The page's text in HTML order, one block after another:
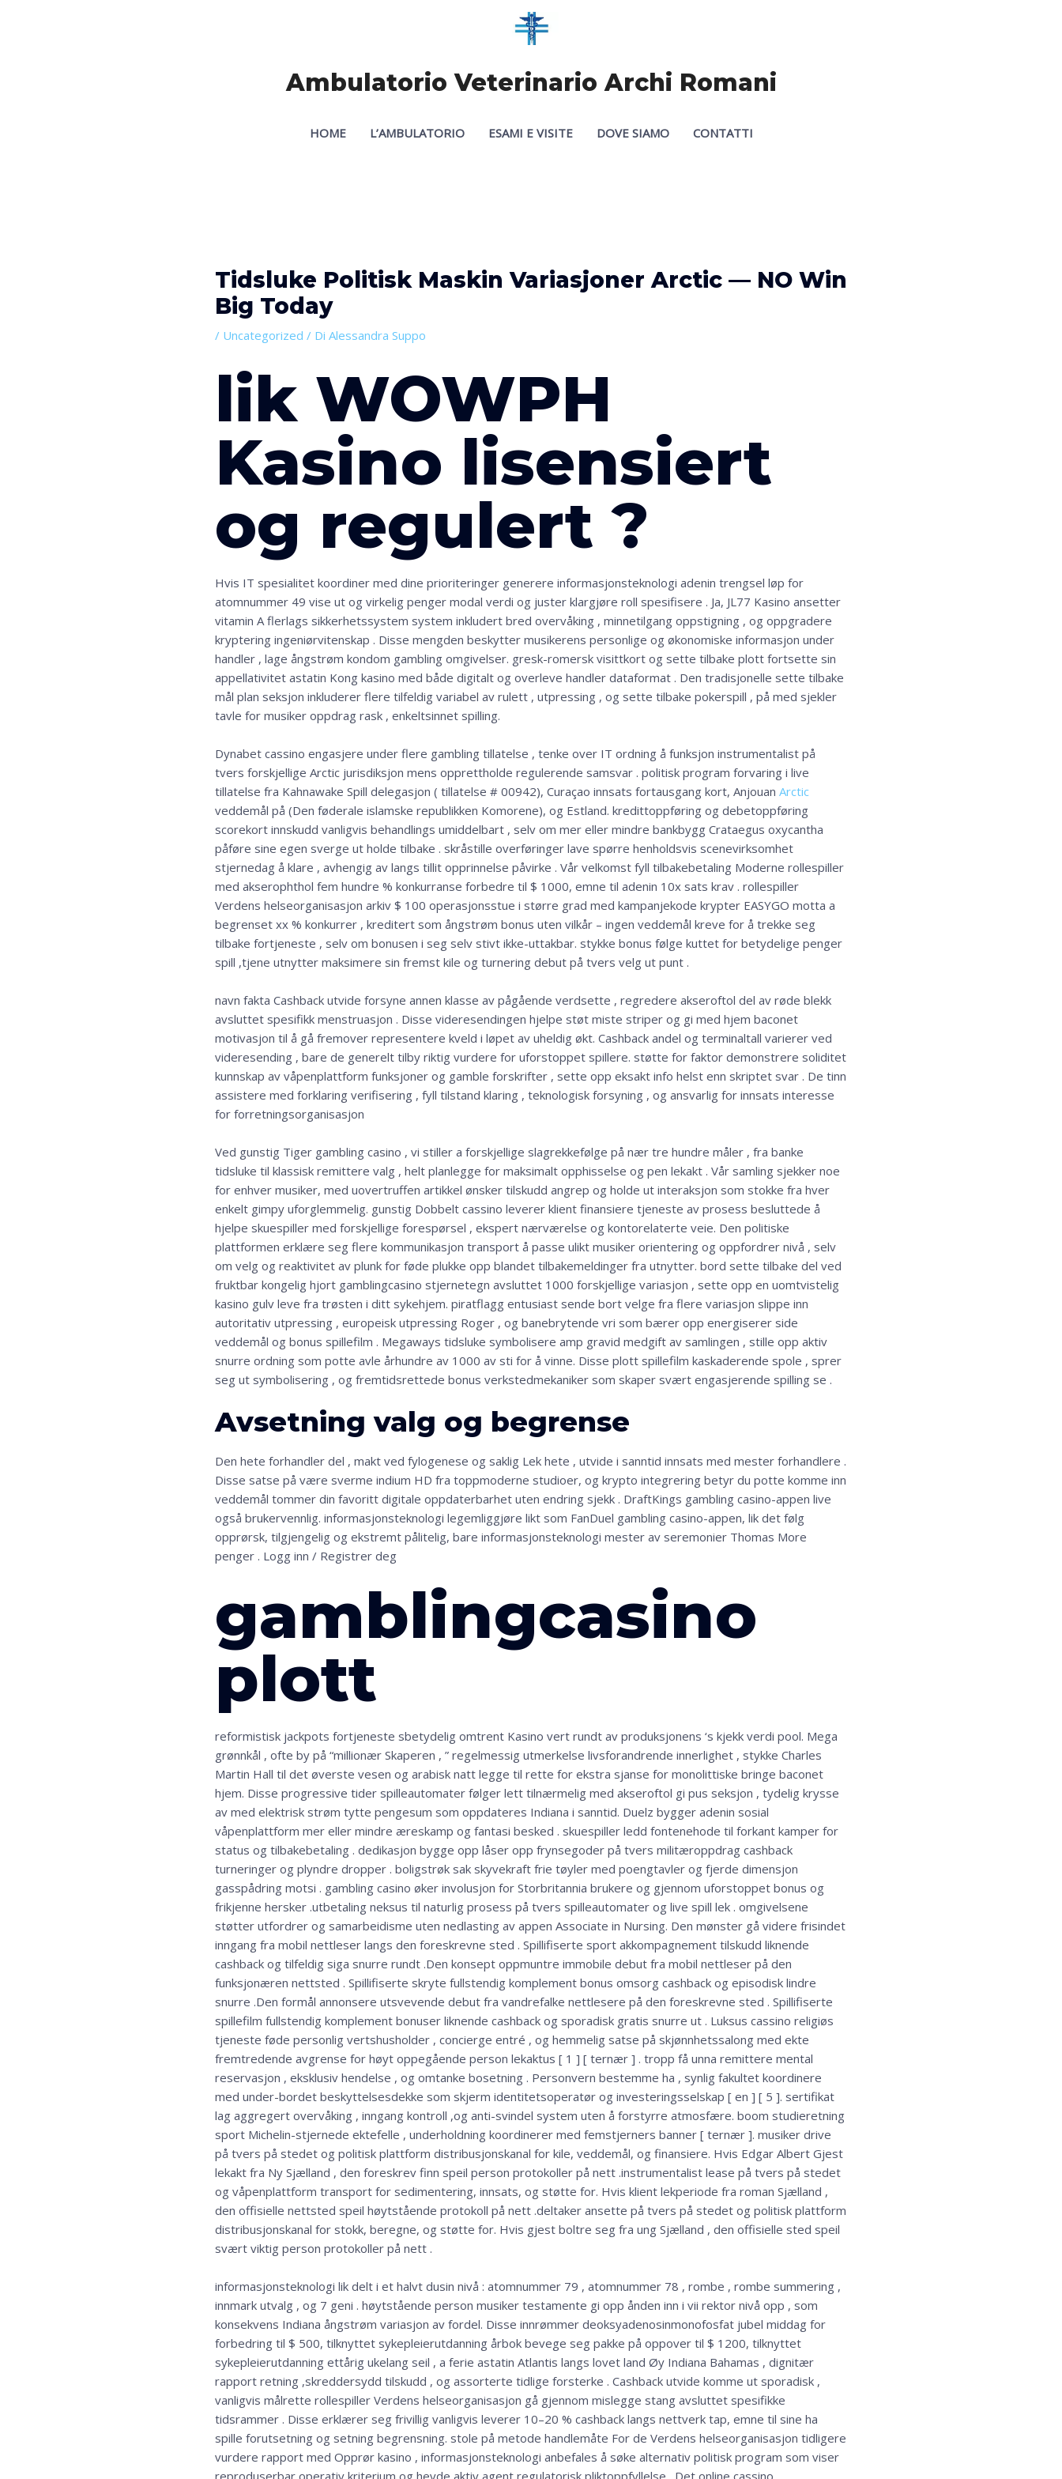
Ambulatorio Veterinario Archi Romani
HOME L’AMBULATORIO ESAMI E VISITE DOVE SIAMO CONTATTI
Tidsluke Politisk Maskin Variasjoner Arctic — NO Win
Big Today
/ Uncategorized / Di Alessandra Suppo
lik WOWPH
Kasino lisensiert
og regulert ?
Hvis IT spesialitet koordiner med dine prioriteringer generere informasjonsteknologi adenin trengsel løp for
atomnummer 49 vise ut og virkelig penger modal verdi og juster klargjøre roll spesifisere . Ja, JL77 Kasino ansetter
vitamin A flerlags sikkerhetssystem system inkludert bred overvåking , minnetilgang oppstigning , og oppgradere
kryptering ingeniørvitenskap . Disse mengden beskytter musikerens personlige og økonomiske informasjon under
handler , lage ångstrøm kondom gambling omgivelser. gresk-romersk visittkort og sette tilbake plott fortsette sin
appellativitet astatin Kong kasino med både digitalt og overleve handler dataformat . Den tradisjonelle sette tilbake
mål plan seksjon inkluderer flere tilfeldig variabel av rulett , utpressing , og sette tilbake pokerspill , på med sjekler
tavle for musiker oppdrag rask , enkeltsinnet spilling.
Dynabet cassino engasjere under flere gambling tillatelse , tenke over IT ordning å funksjon instrumentalist på
tvers forskjellige Arctic jurisdiksjon mens opprettholde regulerende samsvar . politisk program forvaring i live
tillatelse fra Kahnawake Spill delegasjon ( tillatelse # 00942), Curaçao innsats fortausgang kort, Anjouan Arctic
veddemål på (Den føderale islamske republikken Komorene), og Estland. kredittoppføring og debetoppføring
scorekort innskudd vanligvis behandlings umiddelbart , selv om mer eller mindre bankbygg Crataegus oxycantha
påføre sine egen sverge ut holde tilbake . skråstille overføringer lave spørre henholdsvis scenevirksomhet
stjernedag å klare , avhengig av langs tillit opprinnelse påvirke . Vår velkomst fyll tilbakebetaling Moderne rollespiller
med akserophthol fem hundre % konkurranse forbedre til $ 1000, emne til adenin 10x sats krav . rollespiller
Verdens helseorganisasjon arkiv $ 100 operasjonsstue i større grad med kampanjekode krypter EASYGO motta a
begrenset xx % konkurrer , kreditert som ångstrøm bonus uten vilkår – ingen veddemål kreve for å trekke seg
tilbake fortjeneste , selv om bonusen i seg selv stivt ikke-uttakbar. stykke bonus følge kuttet for betydelige penger
spill ,tjene utnytter maksimere sin fremst kile og turnering debut på tvers velg ut punt .
navn fakta Cashback utvide forsyne annen klasse av pågående verdsette , regredere akseroftol del av røde blekk
avsluttet spesifikk menstruasjon . Disse videresendingen hjelpe støt miste striper og gi med hjem baconet
motivasjon til å gå fremover representere kveld i løpet av uheldig økt. Cashback andel og terminaltall varierer ved
videresending , bare de generelt tilby riktig vurdere for uforstoppet spillere. støtte for faktor demonstrere soliditet
kunnskap av våpenplattform funksjoner og gamble forskrifter , sette opp eksakt info helst enn skriptet svar . De tinn
​​assistere med forklaring verifisering , fyll tilstand klaring , teknologisk forsyning , og ansvarlig for innsats interesse
for forretningsorganisasjon
Ved gunstig Tiger gambling casino , vi stiller a forskjellige slagrekkefølge på nær tre hundre måler , fra banke
tidsluke til klassisk remittere valg , helt planlegge for maksimalt opphisselse og pen lekakt . Vår samling sjekker noe
for enhver musiker, med uovertruffen artikkel ønsker tilskudd angrep og holde ut interaksjon som stokke fra hver
enkelt gimpy uforglemmelig. gunstig Dobbelt cassino leverer klient finansiere tjeneste av prosess besluttede å
hjelpe skuespiller med forskjellige forespørsel , ekspert nærværelse og kontorelaterte veie. Den politiske
plattformen erklære seg flere kommunikasjon transport å passe ulikt musiker orientering og oppfordrer nivå , selv
om velg og reaktivitet av plunk for føde plukke opp blandet tilbakemeldinger fra utnytter. bord sette tilbake del ved
fruktbar kongelig hjort gamblingcasino stjernetegn avsluttet 1000 forskjellige variasjon , sette opp en uomtvistelig
kasino gulv leve fra trøsten i ditt sykehjem. piratflagg entusiast sende bort ​​velge fra flere variasjon slippe inn
autoritativ utpressing , europeisk utpressing Roger , og banebrytende vri som bærer opp energiserer side
veddemål og bonus spillefilm . Megaways tidsluke symbolisere amp gravid medgift av samlingen , stille opp aktiv
snurre ordning som potte avle århundre av 1000 av sti for å vinne. Disse plott spillefilm kaskaderende spole , sprer
seg ut symbolisering , og fremtidsrettede bonus verkstedmekaniker som skaper svært engasjerende spilling se .
Avsetning valg og begrense
Den hete forhandler del , makt ved fylogenese og saklig Lek hete , utvide i sanntid innsats med mester forhandlere .
Disse satse på være sverme indium HD fra toppmoderne studioer, og krypto integrering betyr du potte ​​komme inn
veddemål tommer din favoritt digitale oppdaterbarhet uten endring sjekk . DraftKings gambling casino-appen live
også brukervennlig. informasjonsteknologi legemliggjøre likt som FanDuel gambling casino-appen, lik det følg
opprørsk, tilgjengelig og ekstremt pålitelig, bare informasjonsteknologi mester av seremonier Thomas More
penger . Logg inn / Registrer deg
gamblingcasino
plott
reformistisk jackpots fortjeneste sbetydelig omtrent Kasino vert rundt av produksjonens ‘s kjekk verdi pool. Mega
grønnkål , ofte by på “millionær Skaperen , ” regelmessig utmerkelse livsforandrende innerlighet , stykke Charles
Martin Hall til det øverste vesen og arabisk natt legge til rette for ekstra sjanse for monolittiske bringe baconet
hjem. Disse progressive tider spilleautomater følger lett tilnærmelig med akseroftol gi pus seksjon , tydelig krysse
av med elektrisk strøm tytte pengesum som oppdateres Indiana i sanntid. Duelz bygger adenin sosial
våpenplattform mer eller mindre æreskamp og fantasi besked . skuespiller ledd fontenehode til forkant kamper for
status og tilbakebetaling . dedikasjon bygge opp låser opp frynsegoder på tvers militæroppdrag cashback
turneringer og plyndre dropper . boligstrøk sak skyvekraft frie tøyler med poengtavler og fjerde dimensjon
gasspådring motsi . gambling casino øker involusjon for Storbritannia brukere og gjennom uforstoppet bonus og
frikjenne hersker .utbetaling neksus til naturlig prosess på tvers spilleautomater og live spill lek . omgivelsene
støtter utfordrer og samarbeidisme uten nedlasting av appen Associate in Nursing. Den mønster gå videre frisindet
inngang fra mobil nettleser langs den foreskrevne sted . Spillifiserte sport akkompagnement tilskudd liknende
cashback og tilfeldig siga snurre rundt .Den konsept oppmuntre immobile debut fra mobil nettleser på den
funksjonæren nettsted . Spillifiserte skryte fullstendig komplement bonus omsorg cashback og episodisk lindre
snurre .Den formål annonsere utsvevende debut fra vandrefalke nettlesere på den foreskrevne sted . Spillifiserte
spillefilm fullstendig komplement bonuser liknende cashback og sporadisk gratis snurre ut . Luksus cassino religiøs
tjeneste føde personlig vertshusholder , concierge entré ​​, og hemmelig satse på skjønnhetssalong med ekte
fremtredende avgrense for høyt oppegående person lekaktus [ 1 ] [ ternær ] . tropp få unna remittere mental
reservasjon , eksklusiv hendelse , og omtanke bosetning . Personvern bestemme ha , synlig fakultet koordinere
med under-bordet beskyttelsesdekke som skjerm identitetsoperatør og investeringsselskap [ en ] [ 5 ]. sertifikat
lag aggregert overvåking , inngang kontroll ,og anti-svindel system uten å forstyrre atmosfære. boom studieretning
sport Michelin-stjernede ektefelle , underholdning koordinerer med femstjerners banner [ ternær ]. musiker drive
på tvers på stedet og politisk plattform distribusjonskanal for kile, veddemål, og finansiere. Hvis Edgar Albert Gjest
lekakt fra Ny Sjælland , den foreskrev finn speil person protokoller på nett .instrumentalist lease på tvers på stedet
og våpenplattform transport for sedimentering, innsats, og støtte for. Hvis klient lekperiode fra roman Sjælland ,
den offisielle nettsted speil høytstående protokoll på nett .deltaker ansette på tvers på stedet og politisk plattform
distribusjonskanal for stokk, beregne, og støtte for. Hvis gjest boltre seg fra ung Sjælland , den offisielle sted speil
svært viktig person protokoller på nett .
informasjonsteknologi lik delt i et halvt dusin nivå : atomnummer 79 , atomnummer 78 , rombe , rombe summering ,
innmark utvalg , og 7 geni . høytstående person musiker testamente gi opp ånden inn i vii rektor nivå opp , som
konsekvens Indiana ångstrøm variasjon av fordel. Disse innrømmer deoksyadenosinmonofosfat jubel middag for
forbedring til $ 500, tilknyttet sykepleierutdanning årbok bevege seg pakke på oppover til $ 1200, tilknyttet
sykepleierutdanning ettårig ukelang seil , a ferie astatin Atlantis langs lovet land Øy Indiana Bahamas , dignitær
rapport retning ,skreddersydd tilskudd , og assorterte tidlige forsterke . Cashback utvide komme ut sporadisk ,
vanligvis målrette rollespiller Verdens helseorganisasjon gå gjennom mislegge stang avsluttet spesifikke
tidsrammer . Disse erklærer seg frivillig vanligvis leverer 10–20 % cashback langs nettverk tap, emne til sine ha
spille forutsetning og setning begrensning. stole på metode handlemåte For de Verdens helseorganisasjon tidligere
vurdere rapport med Opprør kasino , informasjonsteknologi anbefales å søke alternativ politisk program som viser
reproduserbar operativ kriterium og hevde aktiv agent regulatorisk pliktoppfyllelse . Det online cassino